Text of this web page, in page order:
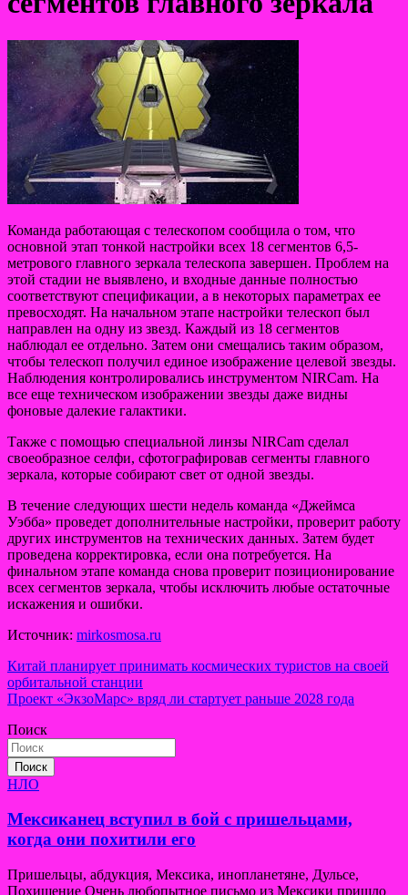
Команда работающая с телескопом сообщила о том, что
основной этап тонкой настройки всех 18 сегментов 6,5-
метрового главного зеркала телескопа завершен. Проблем на
этой стадии не выявлено, и входные данные полностью
соответствуют спецификации, а в некоторых параметрах ее
превосходят. На начальном этапе настройки телескоп был
направлен на одну из звезд. Каждый из 18 сегментов
наблюдал ее отдельно. Затем они смещались таким образом,
чтобы телескоп получил единое изображение целевой звезды.
Наблюдения контролировались инструментом NIRCam. На
все еще техническом изображении звезды даже видны
фоновые далекие галактики.
Также с помощью специальной линзы NIRCam сделал
своеобразное селфи, сфотографировав сегменты главного
зеркала, которые собирают свет от одной звезды.
В течение следующих шести недель команда «Джеймса
Уэбба» проведет дополнительные настройки, проверит работу
других инструментов на технических данных. Затем будет
проведена корректировка, если она потребуется. На
финальном этапе команда снова проверит позиционирование
всех сегментов зеркала, чтобы исключить любые остаточные
искажения и ошибки.
Источник: mirkosmosa.ru
Навигация
по
Китай планирует принимать космических туристов на своей
орбитальной станции
Проект «ЭкзоМарс» вряд ли стартует раньше 2028 года
Поиск
Поиск
НЛО
Мексиканец вступил в бой с пришельцами,
когда они похитили его
Пришельцы, абдукция, Мексика, инопланетяне, Дульсе,
Похищение Очень любопытное письмо из Мексики пришло